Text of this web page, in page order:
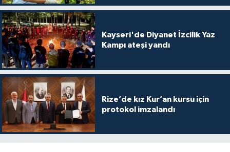
Kayseri'de Diyanet İzcilik Yaz
Kampı ateşi yandı
Rize’de kız Kur’an kursu için
protokol imzalandı
Uşak Müftülüğü
Van Müftülüğü
Yalova Müftülüğü
Yozgat Müftülüğü
Zonguldak Müftülüğü